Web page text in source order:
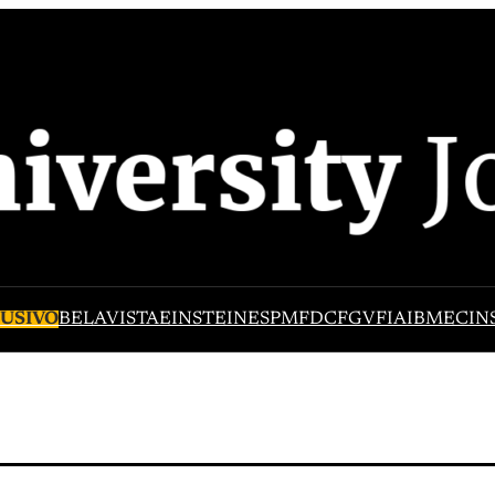
BELAVISTAEINSTEINESPMFDCFGVFIAIBMEC